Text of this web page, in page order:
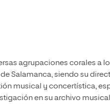
agrupaciones corales a
Salamanca, siendo su
musical y concertística,
en su archivo